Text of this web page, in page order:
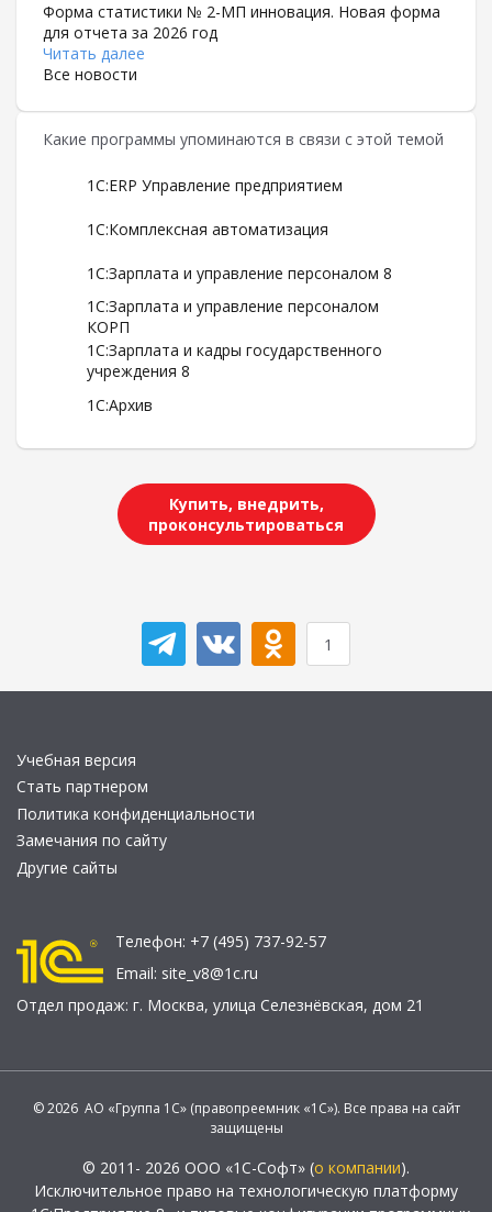
Какие программы упоминаются в связи с этой темой
1С:ERP Управление предприятием
1С:Комплексная автоматизация
1С:Зарплата и управление персоналом 8
1С:Зарплата и управление персоналом
КОРП
1С:Зарплата и кадры государственного
учреждения 8
1С:Архив
Форма статистики № 2-МП инновация. Новая форма
для отчета за 2026 год
Читать далее
Все новости
Купить, внедрить,
проконсультироваться
1
Учебная версия
Стать партнером
Политика конфиденциальности
Замечания по сайту
Другие сайты
Телефон: +7 (495) 737-92-57
Email: site_v8@1c.ru
Отдел продаж: г. Москва, улица Селезнёвская, дом 21
© 2026 АО «Группа 1С» (правопреемник «1С»). Все права на сайт
защищены
© 2011- 2026 ООО «1С-Софт» (о компании).
Исключительное право на технологическую платформу